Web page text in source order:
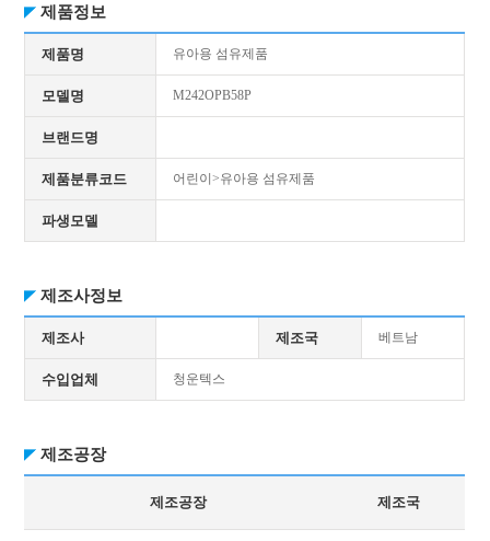
제품정보
제품명 유아용 섬유제품
모델명 M242OPB58P
브랜드명
제품분류코드 어린이>유아용 섬유제품
파생모델
제조사정보
제조사 제조국 베트남
수입업체 청운텍스
제조공장
제조공장 제조국